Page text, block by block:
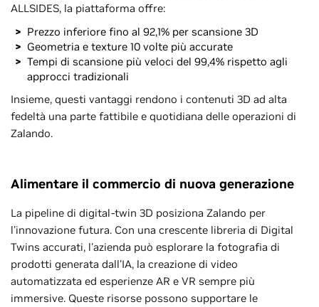
ALLSIDES, la piattaforma offre:
Prezzo inferiore fino al 92,1% per scansione 3D
Geometria e texture 10 volte più accurate
Tempi di scansione più veloci del 99,4% rispetto agli
approcci tradizionali
Insieme, questi vantaggi rendono i contenuti 3D ad alta
fedeltà una parte fattibile e quotidiana delle operazioni di
Zalando.
Alimentare il commercio di nuova generazione
La pipeline di digital-twin 3D posiziona Zalando per
l'innovazione futura. Con una crescente libreria di Digital
Twins accurati, l'azienda può esplorare la fotografia di
prodotti generata dall'IA, la creazione di video
automatizzata ed esperienze AR e VR sempre più
immersive. Queste risorse possono supportare le